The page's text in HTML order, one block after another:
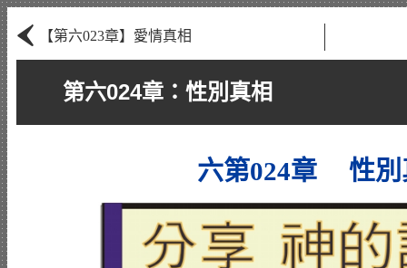
‹ 【第六023章】愛情真相
第六024章：性別真相
六第024章 性別